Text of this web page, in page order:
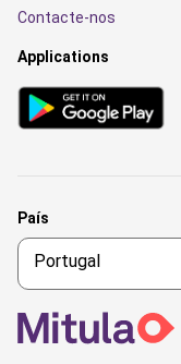
Contacte-nos
Applications
País